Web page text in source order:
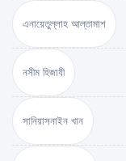
এনায়েতুল্লাহ আল্‌তামাশ
নসীম হিজাযী
সানিয়াসনাইন খান